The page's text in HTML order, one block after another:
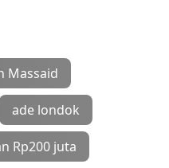
Massaid
ade londok
Rp200 juta